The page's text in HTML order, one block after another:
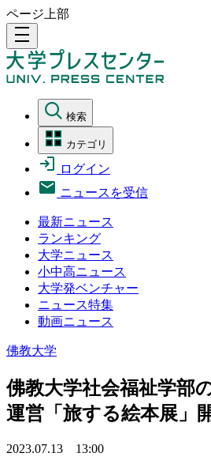
ページ上部
density_medium
検索
カテゴリ
ログイン
ニュースを受信
最新ニュース
ランキング
大学ニュース
小中高ニュース
大学発ベンチャー
ニュース特集
動画ニュース
佛教大学
佛教大学社会福祉学部
運営「旅する絵本展」
2023.07.13 13:00